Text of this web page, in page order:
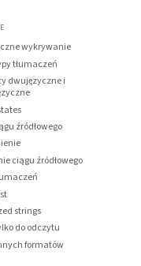
color theme
wykrywanie
tłumaczeń
dwujęzyczne i
źródłowego
ciągu źródłowego
strings
do odczytu
formatów